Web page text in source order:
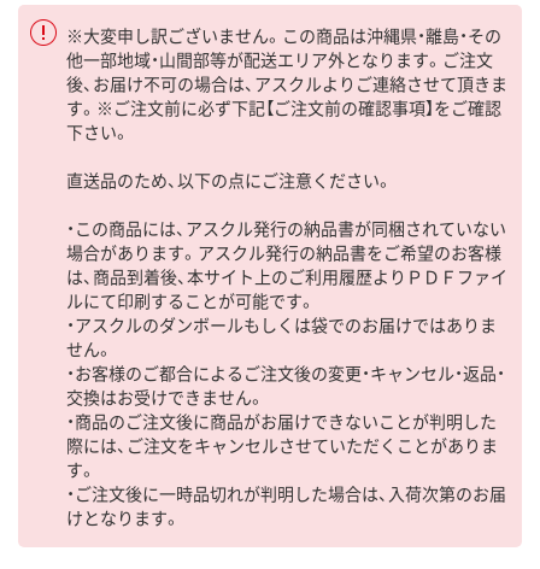
※大変申し訳ございません。この商品は沖縄県・離島・その
他一部地域・山間部等が配送エリア外となります。ご注文
後、お届け不可の場合は、アスクルよりご連絡させて頂きま
す。※ご注文前に必ず下記【ご注文前の確認事項】をご確認
下さい。
直送品のため、以下の点にご注意ください。
・この商品には、アスクル発行の納品書が同梱されていない
場合があります。アスクル発行の納品書をご希望のお客様
は、商品到着後、本サイト上のご利用履歴よりＰＤＦファイ
ルにて印刷することが可能です。
・アスクルのダンボールもしくは袋でのお届けではありま
せん。
・お客様のご都合によるご注文後の変更・キャンセル・返品・
交換はお受けできません。
・商品のご注文後に商品がお届けできないことが判明した
際には、ご注文をキャンセルさせていただくことがありま
す。
・ご注文後に一時品切れが判明した場合は、入荷次第のお届
けとなります。